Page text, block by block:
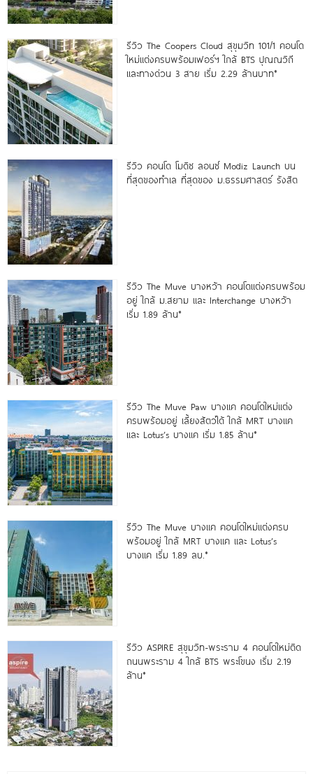
รีวิว The Coopers Cloud สุขุมวิท 101/1 คอนโด
ใหม่แต่งครบพร้อมเฟอร์ฯ ใกล้ BTS ปุณณวิถี
และทางด่วน 3 สาย เริ่ม 2.29 ล้านบาท*
รีวิว คอนโด โมดิซ ลอนซ์ Modiz Launch บน
ที่สุดของทำเล ที่สุดของ ม.ธรรมศาสตร์ รังสิต
รีวิว The Muve บางหว้า คอนโดแต่งครบพร้อม
อยู่ ใกล้ ม.สยาม และ Interchange บางหว้า
เริ่ม 1.89 ล้าน*
รีวิว The Muve Paw บางแค คอนโดใหม่แต่ง
ครบพร้อมอยู่ เลี้ยงสัตว์ได้ ใกล้ MRT บางแค
และ Lotus’s บางแค เริ่ม 1.85 ล้าน*
รีวิว The Muve บางแค คอนโดใหม่แต่งครบ
พร้อมอยู่ ใกล้ MRT บางแค และ Lotus’s
บางแค เริ่ม 1.89 ลบ.*
รีวิว ASPIRE สุขุมวิท-พระราม 4 คอนโดใหม่ติด
ถนนพระราม 4 ใกล้ BTS พระโขนง เริ่ม 2.19
ล้าน*